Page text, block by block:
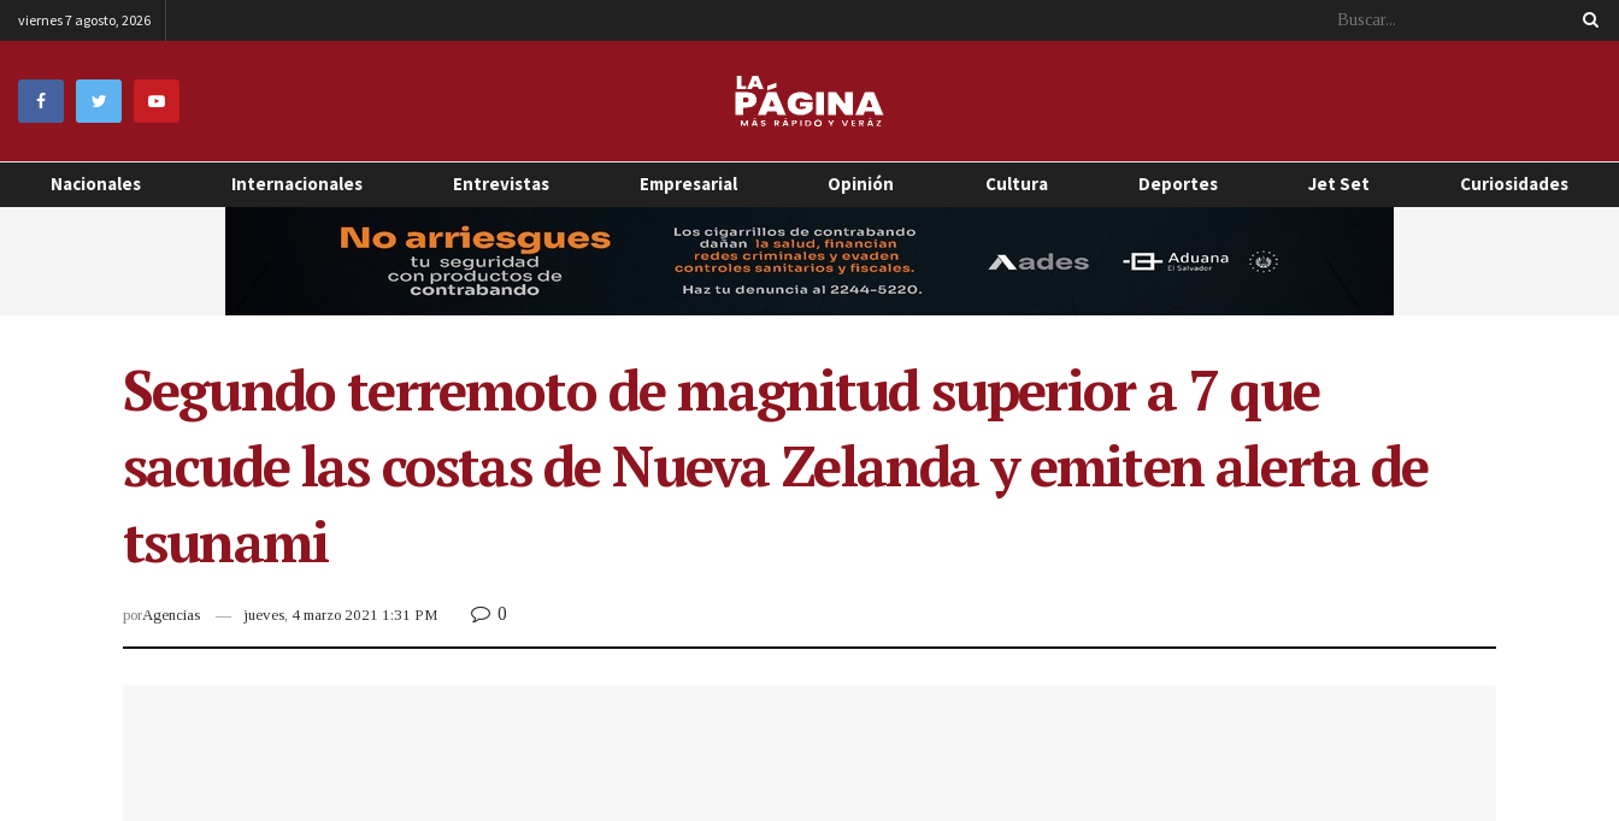
viernes 7 agosto, 2026
Nacionales Internacionales Entrevistas Empresarial Opinión Cultura Deportes Jet Set Curiosidades
Segundo terremoto de magnitud superior a 7 que
sacude las costas de Nueva Zelanda y emiten alerta de
tsunami
porAgencias jueves, 4 marzo 2021 1:31 PM 0